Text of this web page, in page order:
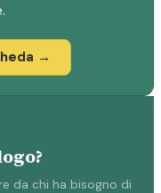
→
da chi ha bisogno di